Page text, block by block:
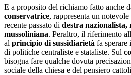
E a proposito del richiamo fatto anche
conservatrice, rappresenta un
recente passato di destra
mussoliniana. Peraltro, il riferimento
al principio di sussidiarietà fa sperare
di politiche centraliste e stataliste. Sul
bisogna fare qualche dovuta
sociale della chiesa e del pensiero